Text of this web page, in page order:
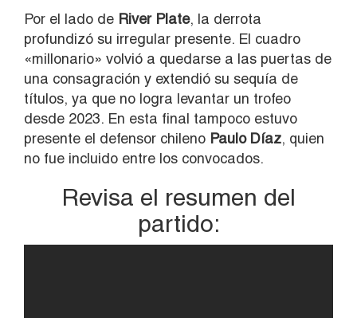
Por el lado de River Plate, la derrota
profundizó su irregular presente. El cuadro
«millonario» volvió a quedarse a las puertas de
una consagración y extendió su sequía de
títulos, ya que no logra levantar un trofeo
desde 2023. En esta final tampoco estuvo
presente el defensor chileno Paulo Díaz, quien
no fue incluido entre los convocados.
Revisa el resumen del
partido: